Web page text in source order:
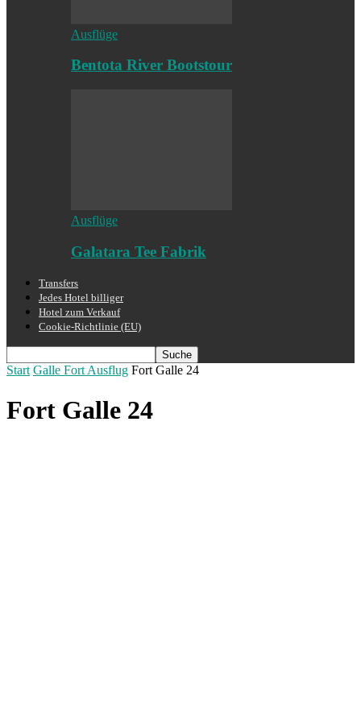
Ausflüge
Bentota River Bootstour
Ausflüge
Galatara Tee Fabrik
Transfers
Jedes Hotel billiger
Hotel zum Verkauf
Cookie-Richtlinie (EU)
Start Galle Fort Ausflug Fort Galle 24
Fort Galle 24